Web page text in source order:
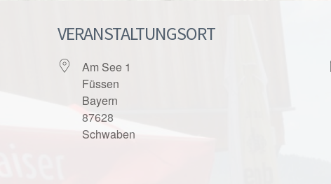
VERANSTALTUNGSORT
Am See 1
Füssen
Bayern
87628
Schwaben